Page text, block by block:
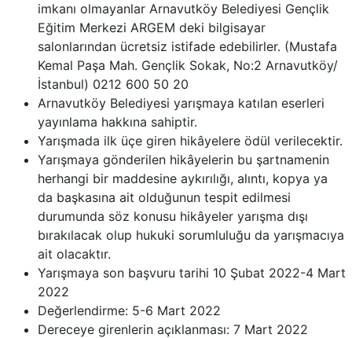
imkanı olmayanlar Arnavutköy Belediyesi Gençlik
Eğitim Merkezi ARGEM deki bilgisayar
salonlarından ücretsiz istifade edebilirler. (Mustafa
Kemal Paşa Mah. Gençlik Sokak, No:2 Arnavutköy/
İstanbul) 0212 600 50 20
Arnavutköy Belediyesi yarışmaya katılan eserleri
yayınlama hakkına sahiptir.
Yarışmada ilk üçe giren hikâyelere ödül verilecektir.
Yarışmaya gönderilen hikâyelerin bu şartnamenin
herhangi bir maddesine aykırılığı, alıntı, kopya ya
da başkasına ait olduğunun tespit edilmesi
durumunda söz konusu hikâyeler yarışma dışı
bırakılacak olup hukuki sorumluluğu da yarışmacıya
ait olacaktır.
Yarışmaya son başvuru tarihi 10 Şubat 2022-4 Mart
2022
Değerlendirme: 5-6 Mart 2022
Dereceye girenlerin açıklanması: 7 Mart 2022